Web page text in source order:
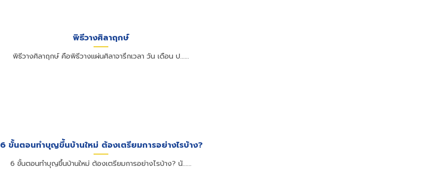
พิธีวางศิลาฤกษ์
พิธีวางศิลาฤกษ์ คือพิธีวางแผ่นศิลาจารึกเวลา วัน เดือน ป......
6 ขั้นตอนทำบุญขึ้นบ้านใหม่ ต้องเตรียมการอย่างไรบ้าง?
6 ขั้นตอนทำบุญขึ้นบ้านใหม่ ต้องเตรียมการอย่างไรบ้าง? นั......